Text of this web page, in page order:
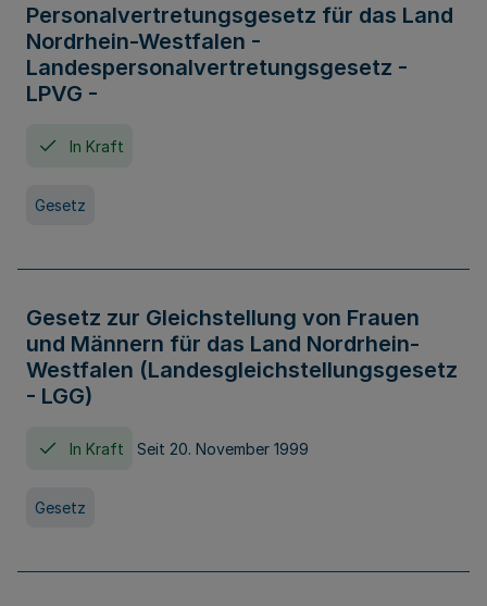
Personalvertretungsgesetz für das Land
Nordrhein-Westfalen -
Landespersonalvertretungsgesetz -
LPVG -
In Kraft
Gesetz
Gesetz zur Gleichstellung von Frauen
und Männern für das Land Nordrhein-
Westfalen (Landesgleichstellungsgesetz
- LGG)
In Kraft Seit 20. November 1999
Gesetz